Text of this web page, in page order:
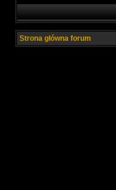
Strona główna forum